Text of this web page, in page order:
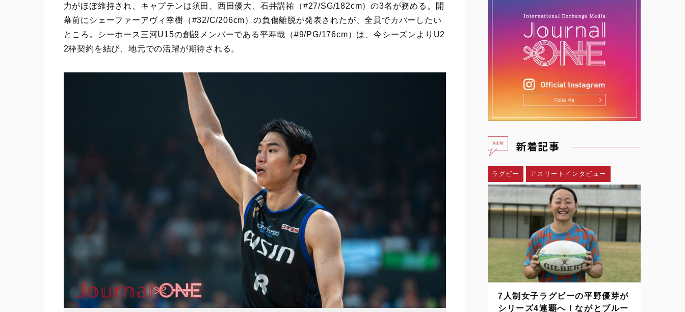
力がほぼ維持され、キャプテンは須田、西田優大、石井講祐（#27/SG/182cm）の3名が務める。開
幕前にシェーファーアヴィ幸樹（#32/C/206cm）の負傷離脱が発表されたが、全員でカバーしたい
ところ。シーホース三河U15の創設メンバーである平寿哉（#9/PG/176cm）は、今シーズンよりU2
2枠契約を結び、地元での活躍が期待される。
新着記事
ラグビー アスリートインタビュー
7人制女子ラグビーの平野優芽が
シリーズ4連覇へ！ながとブルー